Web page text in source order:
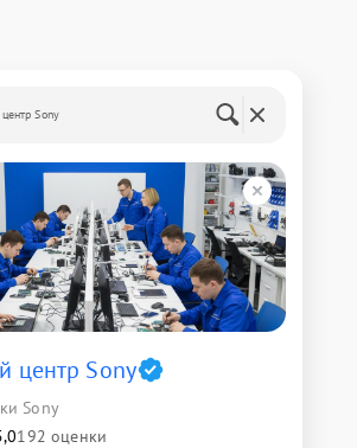
Sony
центр Sony
Sony
192 оценки